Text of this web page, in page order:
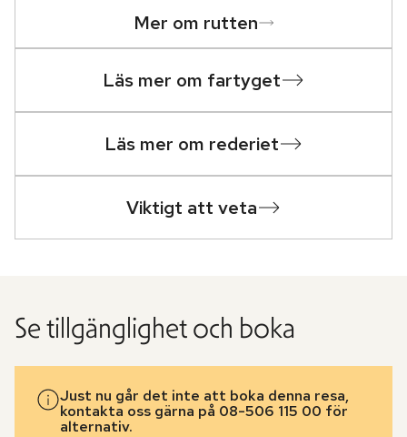
Mer om rutten
Läs mer om fartyget
Läs mer om rederiet
Viktigt att veta
Se tillgänglighet och boka
Just nu går det inte att boka denna resa,
kontakta oss gärna på 08-506 115 00 för
alternativ.